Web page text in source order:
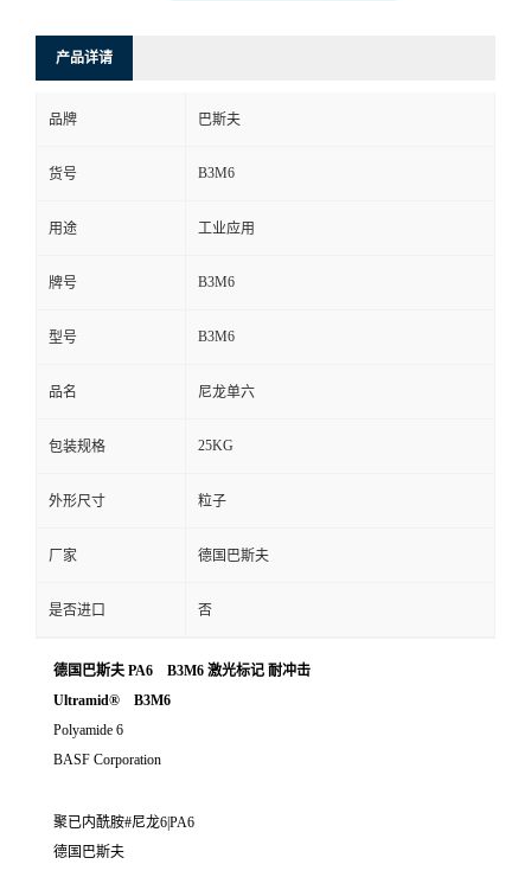
产品详请
品牌 巴斯夫
货号 B3M6
用途 工业应用
牌号 B3M6
型号 B3M6
品名 尼龙单六
包装规格 25KG
外形尺寸 粒子
厂家 德国巴斯夫
是否进口 否
德国巴斯夫 PA6 B3M6 激光标记 耐冲击
Ultramid® B3M6
Polyamide 6
BASF Corporation
聚已内酰胺#尼龙6|PA6
德国巴斯夫